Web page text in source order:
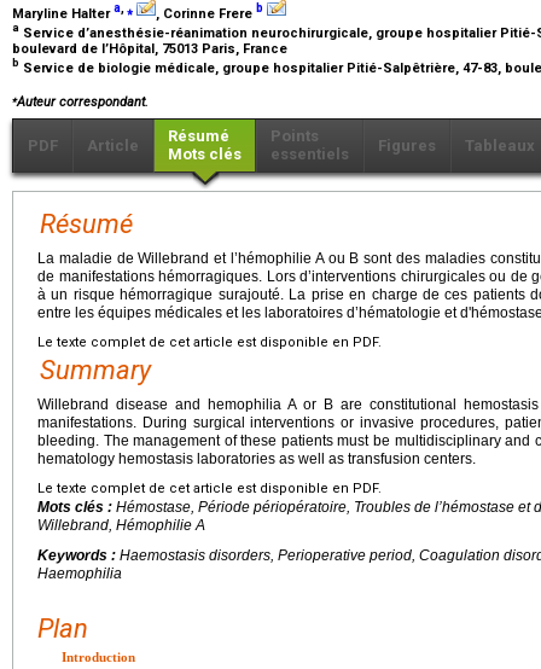
Maryline Haltera,⁎ , Corinne Frere b
a Service d’anesthésie-réanimation neurochirurgicale, groupe hospitalier Pitié-
boulevard de l’Hôpital, 75013 Paris, France
b Service de biologie médicale, groupe hospitalier Pitié-Salpêtrière, 47-83,
⁎Auteur correspondant.
PDF Article
Résumé
Mots clés
Points
essentiels
Figures Tableaux
Résumé
La maladie de Willebrand et l’hémophilie A ou B sont des maladies
de manifestations hémorragiques. Lors d’interventions chirurgicales ou de
à un risque hémorragique surajouté. La prise en charge de ces patients
entre les équipes médicales et les laboratoires d’hématologie et
Le texte complet de cet article est disponible en PDF.
Summary
Willebrand disease and hemophilia A or B are constitutional
manifestations. During surgical interventions or invasive procedures,
bleeding. The management of these patients must be multidisciplinary and
hematology hemostasis laboratories as well as transfusion centers.
Le texte complet de cet article est disponible en PDF.
Mots clés : Hémostase, Période périopératoire, Troubles de l’hémostase et
Willebrand, Hémophilie A
Keywords : Haemostasis disorders, Perioperative period, Coagulation
Haemophilia
Plan
Introduction